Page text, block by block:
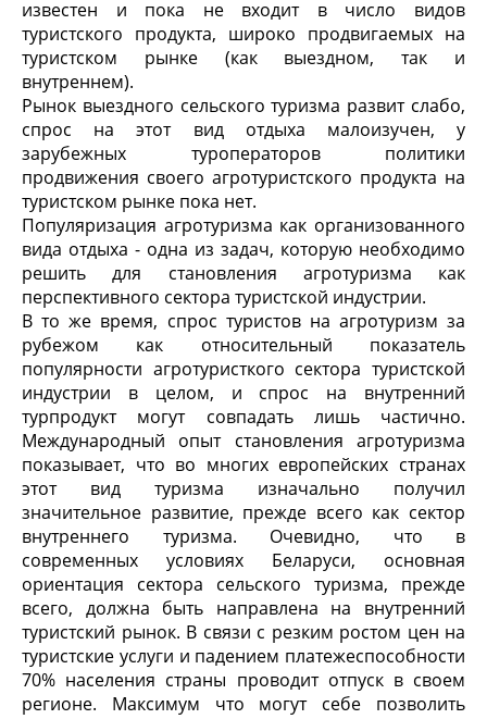
известен и пока не входит в число видов
туристского продукта, широко продвигаемых на
туристском рынке (как выездном, так и
внутреннем).
Рынок выездного сельского туризма развит слабо,
спрос на этот вид отдыха малоизучен, у
зарубежных туроператоров политики
продвижения своего агротуристского продукта на
туристском рынке пока нет.
Популяризация агротуризма как организованного
вида отдыха - одна из задач, которую необходимо
решить для становления агротуризма как
перспективного сектора туристской индустрии.
В то же время, спрос туристов на агротуризм за
рубежом как относительный показатель
популярности агротуристкого сектора туристской
индустрии в целом, и спрос на внутренний
турпродукт могут совпадать лишь частично.
Международный опыт становления агротуризма
показывает, что во многих европейских странах
этот вид туризма изначально получил
значительное развитие, прежде всего как сектор
внутреннего туризма. Очевидно, что в
современных условиях Беларуси, основная
ориентация сектора сельского туризма, прежде
всего, должна быть направлена на внутренний
туристский рынок. В связи с резким ростом цен на
туристские услуги и падением платежеспособности
70% населения страны проводит отпуск в своем
регионе. Максимум что могут себе позволить